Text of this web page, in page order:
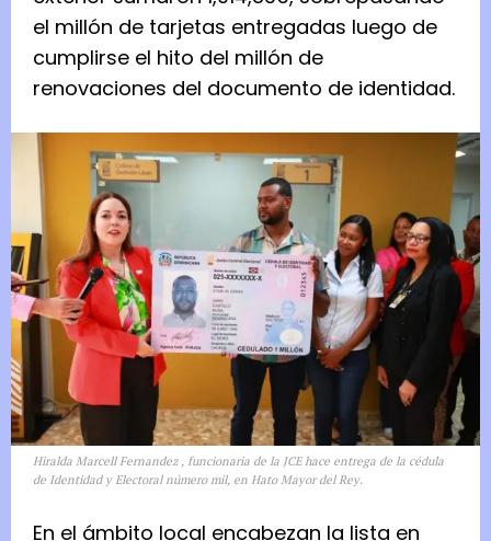
el millón de tarjetas entregadas luego de
cumplirse el hito del millón de
renovaciones del documento de identidad.
Hiralda Marcell Fernandez , funcionaria de la JCE hace entrega de la cédula
de Identidad y Electoral número mil, en Hato Mayor del Rey.
En el ámbito local encabezan la lista en